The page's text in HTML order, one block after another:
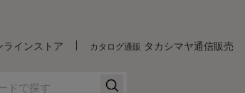
ラインストア カタログ通販 タカシマヤ通信販売